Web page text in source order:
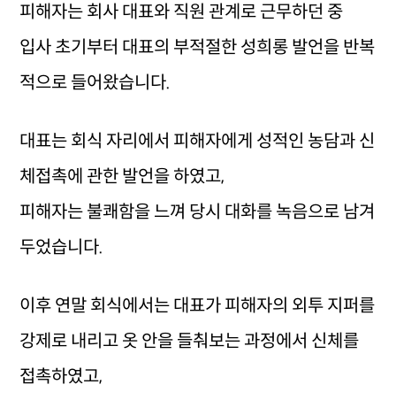
피해자는 회사 대표와 직원 관계로 근무하던 중
입사 초기부터 대표의 부적절한 성희롱 발언을 반복
적으로 들어왔습니다.
대표는 회식 자리에서 피해자에게 성적인 농담과 신
체접촉에 관한 발언을 하였고,
피해자는 불쾌함을 느껴 당시 대화를 녹음으로 남겨
두었습니다.
이후 연말 회식에서는 대표가 피해자의 외투 지퍼를
강제로 내리고 옷 안을 들춰보는 과정에서 신체를
접촉하였고,